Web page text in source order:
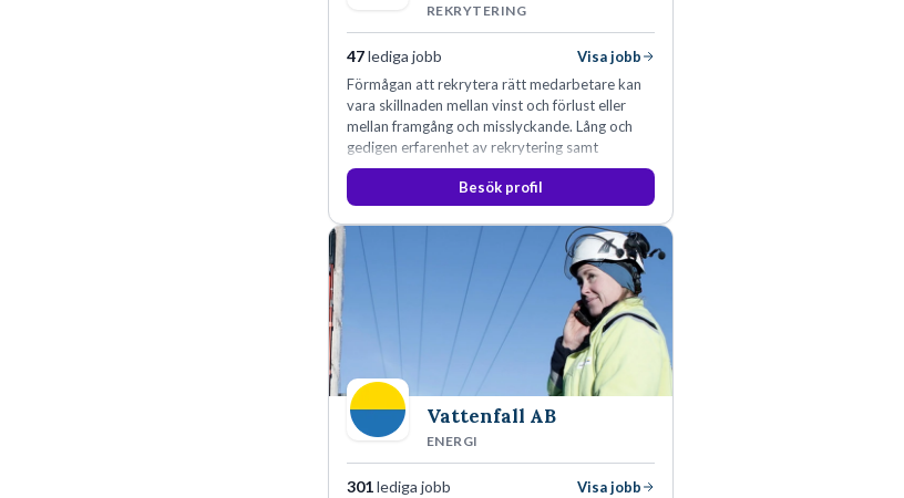
REKRYTERING
47lediga jobb
Visa jobb
Förmågan att rekrytera rätt medarbetare kan
vara skillnaden mellan vinst och förlust eller
mellan framgång och misslyckande. Lång och
gedigen erfarenhet av rekrytering samt
konsultverksamhet har lärt oss just det.
Besök profil
Vattenfall AB
ENERGI
301lediga jobb
Visa jobb